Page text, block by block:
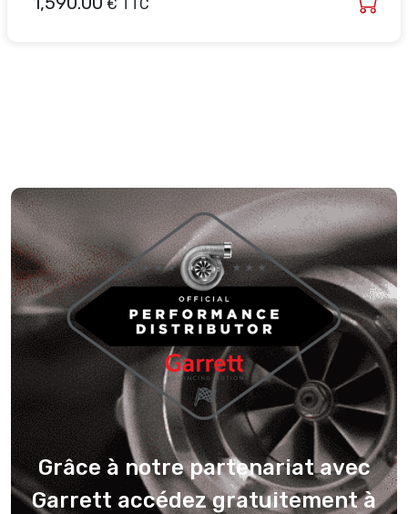
€ TTC
Grâce à notre partenariat avec
Garrett accédez gratuitement à